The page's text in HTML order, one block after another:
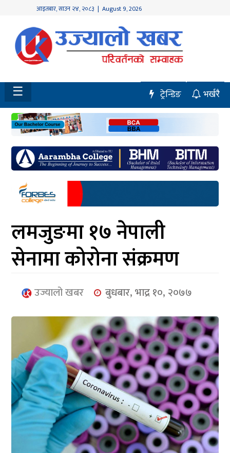
आइतबार,साउन २४, २०८३ | August 9, 2026
होमपेज
नवलपुर
विशेष
मध्य
नेपाल
चितवन
सेरोफेरो
समाचार
आर्थिक
मनोरञ्जन
खेलकुद
युनिकोड
☰ भर्खरै
ट्रेन्डिङ
लमजुङमा १७ नेपाली
सेनामा कोरोना संक्रमण
उज्यालो खबर बुधबार, भाद्र १०, २०७७